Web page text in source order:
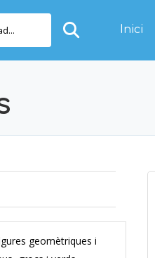
Inici
geomètriques i